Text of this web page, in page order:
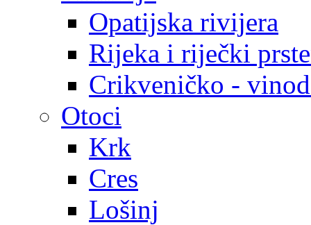
Opatijska rivijera
Rijeka i riječki
Crikveničko -
Otoci
Krk
Cres
Lošinj